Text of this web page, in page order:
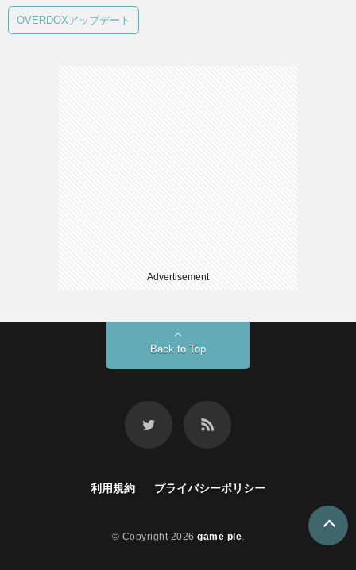
OVERDOXアップデート
Advertisement
Back to Top
利用規約 プライバシーポリシー
© Copyright 2026 game ple.